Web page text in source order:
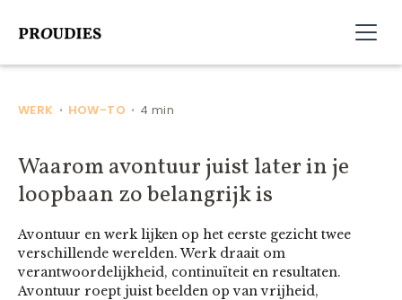
WERK • HOW-TO • 4 min
Waarom avontuur juist later in je
loopbaan zo belangrijk is
Avontuur en werk lijken op het eerste gezicht twee
verschillende werelden. Werk draait om
verantwoordelijkheid, continuïteit en resultaten.
Avontuur roept juist beelden op van vrijheid,